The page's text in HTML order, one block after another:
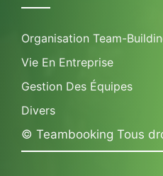
Organisation Team-
Vie En Entreprise
Gestion Des Équipes
Divers
© Teambooking Tous